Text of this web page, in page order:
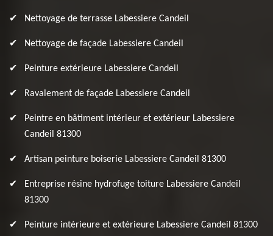
Nettoyage de terrasse Labessiere Candeil
Nettoyage de façade Labessiere Candeil
Peinture extérieure Labessiere Candeil
Ravalement de façade Labessiere Candeil
Peintre en bâtiment intérieur et extérieur Labessiere
Candeil 81300
Artisan peinture boiserie Labessiere Candeil 81300
Entreprise résine hydrofuge toiture Labessiere Candeil
81300
Peinture intérieure et extérieure Labessiere Candeil 81300